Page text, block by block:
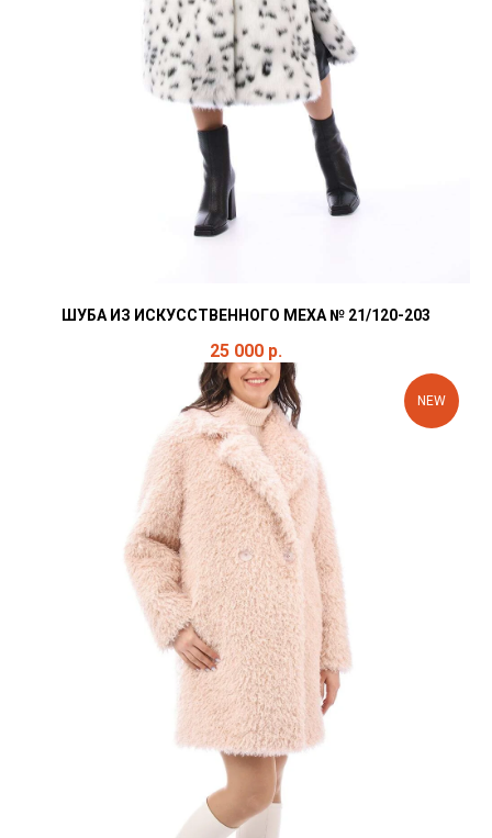
ШУБА ИЗ ИСКУССТВЕННОГО МЕХА № 21/120-203
25 000 р.
NEW